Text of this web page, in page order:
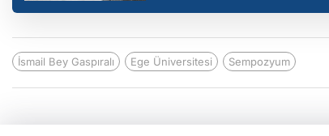
İsmail Bey Gaspıralı Ege Üniversitesi Sempozyum